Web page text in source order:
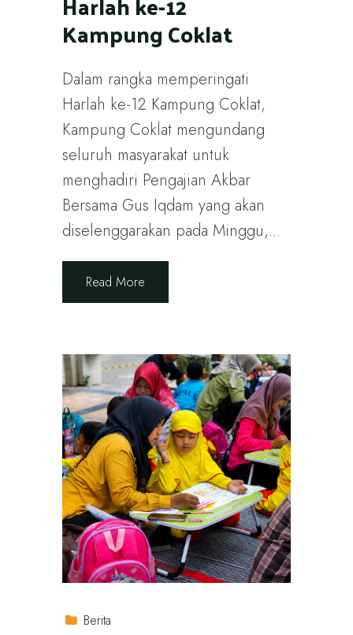
Kampung Coklat
Dalam rangka memperingati
Harlah ke-12 Kampung Coklat,
Kampung Coklat mengundang
seluruh masyarakat untuk
menghadiri Pengajian Akbar
Bersama Gus Iqdam yang akan
diselenggarakan pada Minggu,...
Read More
Berita